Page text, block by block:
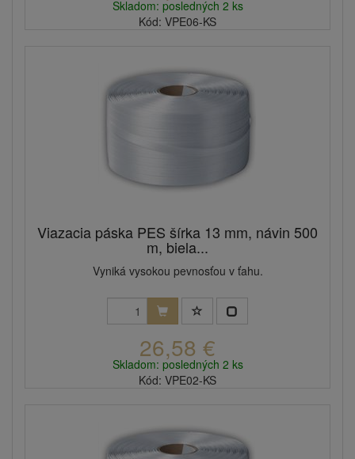
Skladom: posledných 2 ks
Kód: VPE06-KS
Viazacia páska PES šírka 13 mm, návin 500
m, biela...
Vyniká vysokou pevnosťou v ťahu.
26,58 €
Skladom: posledných 2 ks
Kód: VPE02-KS